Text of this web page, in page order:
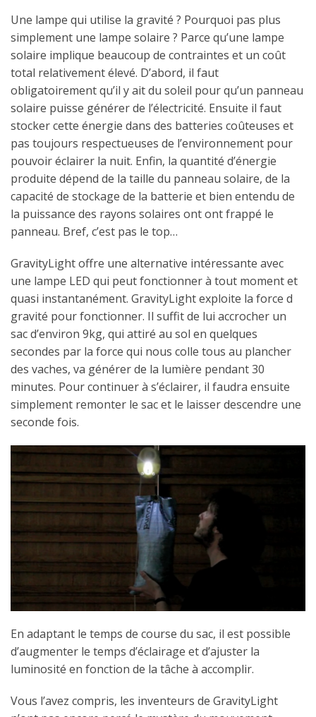
Une lampe qui utilise la gravité ? Pourquoi pas plus
simplement une lampe solaire ? Parce qu’une lampe
solaire implique beaucoup de contraintes et un coût
total relativement élevé. D’abord, il faut
obligatoirement qu’il y ait du soleil pour qu’un panneau
solaire puisse générer de l’électricité. Ensuite il faut
stocker cette énergie dans des batteries coûteuses et
pas toujours respectueuses de l’environnement pour
pouvoir éclairer la nuit. Enfin, la quantité d’énergie
produite dépend de la taille du panneau solaire, de la
capacité de stockage de la batterie et bien entendu de
la puissance des rayons solaires ont ont frappé le
panneau. Bref, c’est pas le top…
GravityLight offre une alternative intéressante avec
une lampe LED qui peut fonctionner à tout moment et
quasi instantanément. GravityLight exploite la force d
gravité pour fonctionner. Il suffit de lui accrocher un
sac d’environ 9kg, qui attiré au sol en quelques
secondes par la force qui nous colle tous au plancher
des vaches, va générer de la lumière pendant 30
minutes. Pour continuer à s’éclairer, il faudra ensuite
simplement remonter le sac et le laisser descendre une
seconde fois.
En adaptant le temps de course du sac, il est possible
d’augmenter le temps d’éclairage et d’ajuster la
luminosité en fonction de la tâche à accomplir.
Vous l’avez compris, les inventeurs de GravityLight